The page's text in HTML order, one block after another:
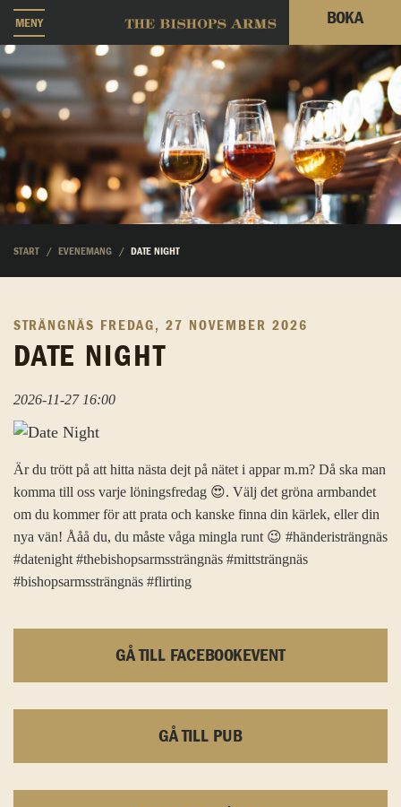
MENY BOKA
START EVENEMANG DATE NIGHT
STRÄNGNÄS FREDAG, 27 NOVEMBER 2026
DATE NIGHT
2026-11-27 16:00
Är du trött på att hitta nästa dejt på nätet i appar m.m? Då ska man
komma till oss varje löningsfredag 😍. Välj det gröna armbandet
om du kommer för att prata och kanske finna din kärlek, eller din
nya vän! Ååå du, du måste våga mingla runt 😉 #händeristrängnäs
#datenight #thebishopsarmssträngnäs #mittsträngnäs
#bishopsarmssträngnäs #flirting
GÅ TILL FACEBOOKEVENT
GÅ TILL PUB